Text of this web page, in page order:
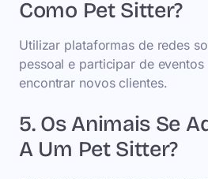
Como Pet Sitter?
Utilizar plataformas de redes
pessoal e participar de
encontrar novos clientes.
5. Os Animais Se
A Um Pet Sitter?